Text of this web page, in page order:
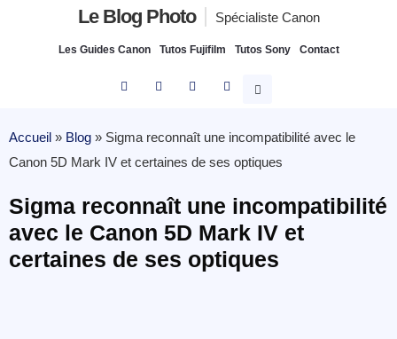
Le Blog Photo Spécialiste Canon
Les Guides Canon Tutos Fujifilm Tutos Sony Contact
Accueil » Blog » Sigma reconnaît une incompatibilité avec le
Canon 5D Mark IV et certaines de ses optiques
Sigma reconnaît une incompatibilité
avec le Canon 5D Mark IV et
certaines de ses optiques